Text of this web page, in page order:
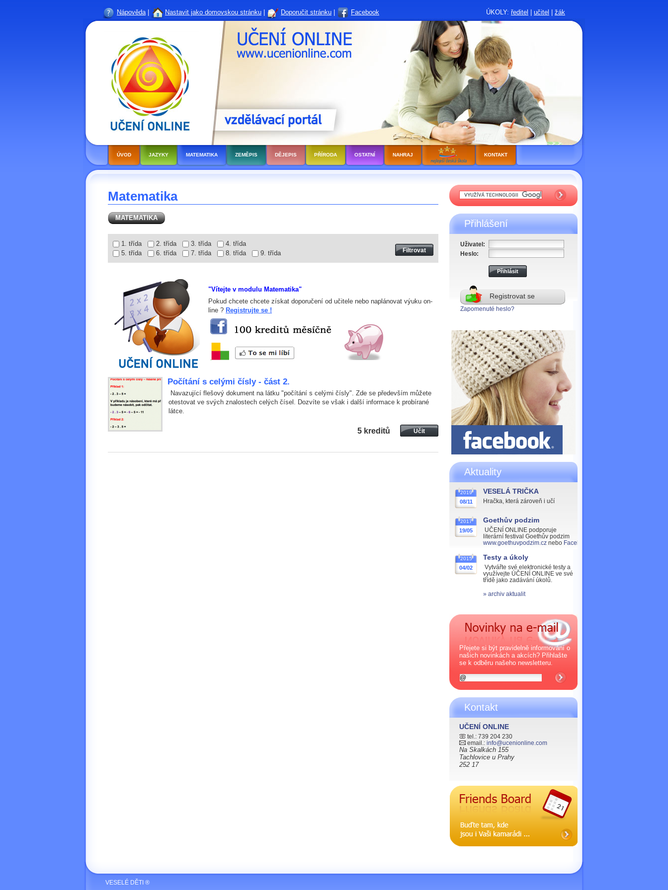
Nápověda| Nastavit jako domovskou stránku Doporučit stránku Facebook ÚKOLY: ředitel učitel žák
ÚVOD JAZYKY MATEMATIKA ZEMĚPIS DĚJEPIS PŘÍRODA OSTATNÍ NAHRAJ KONTAKT
Matematika
MATEMATIKA
1. třída 2. třída 3. třída
4. třída
5. třída
6. třída 7. třída 8. třída 9. třída
"Vítejte v modulu Matematika"
Pokud chcete chcete získat doporučení od učitele nebo naplánovat výuku on-
line ? Registrujte se !
Počítání s celými čísly - část 2.
Navazující flešový dokument na látku "počítání s celými čísly". Zde se především můžete
otestovat ve svých znalostech celých čísel. Dozvíte se však i další informace k probírané
látce.
5 kreditů
Přihlášení
Uživatel:
Heslo:
Registrovat se
Zapomenuté heslo?
Aktuality
2019
08/11
VESELÁ TRIČKA
Hračka, která zároveň i učí
2017
19/05
Goethův podzim
UČENÍ ONLINE podporuje
literární festival Goethův podzim
www.goethuvpodzim.cz nebo Facebook
2015
04/02
Testy a úkoly
Vytvářte své elektronické testy a
využívejte ÚČENÍ ONLINE ve své
třídě jako zadávání úkolů.
» archiv aktualit
Přejete si být pravidelně informování o
našich novinkách a akcích? Přihlašte
se k odběru našeho newsletteru.
Kontakt
UČENÍ ONLINE
tel.: 739 204 230
email.: info@ucenionline.com
Na Skalkách 155
Tachlovice u Prahy
252 17
VESELÉ DĚTI ®